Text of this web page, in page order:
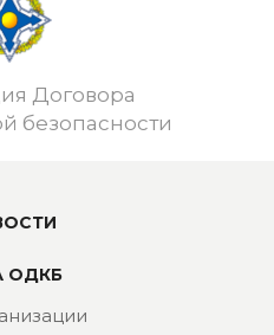
Договора
безопасности
ОДКБ